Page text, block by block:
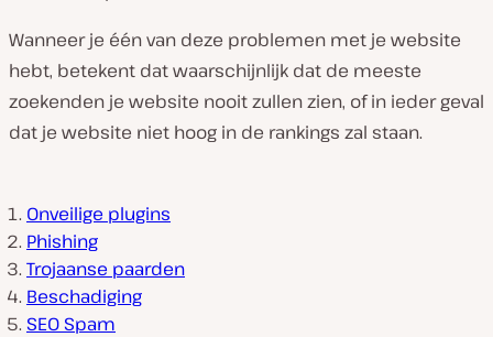
Wanneer je één van deze problemen met je website
hebt, betekent dat waarschijnlijk dat de meeste
zoekenden je website nooit zullen zien, of in ieder geval
dat je website niet hoog in de rankings zal staan.
Onveilige plugins
Phishing
Trojaanse paarden
Beschadiging
SEO Spam